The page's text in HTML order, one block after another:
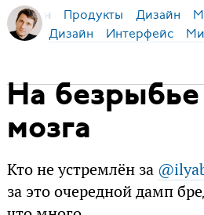
Бирман Продукты Дизайн
Дизайн Интерфейс
На
мозга
Кто не устремлён за
за это очередной дамп